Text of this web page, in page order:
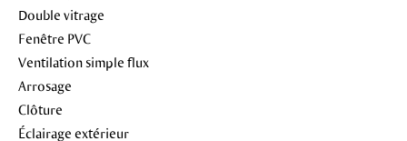
Double vitrage
Fenêtre PVC
Ventilation simple flux
Arrosage
Clôture
Éclairage extérieur